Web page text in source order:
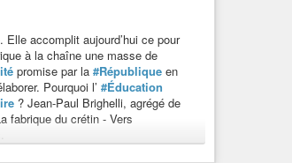
Elle accomplit aujourd’hui ce pour
à la chaîne une masse de
promise par la #République en
Pourquoi l’ #Éducation
? Jean-Paul Brighelli, agrégé de
fabrique du crétin - Vers